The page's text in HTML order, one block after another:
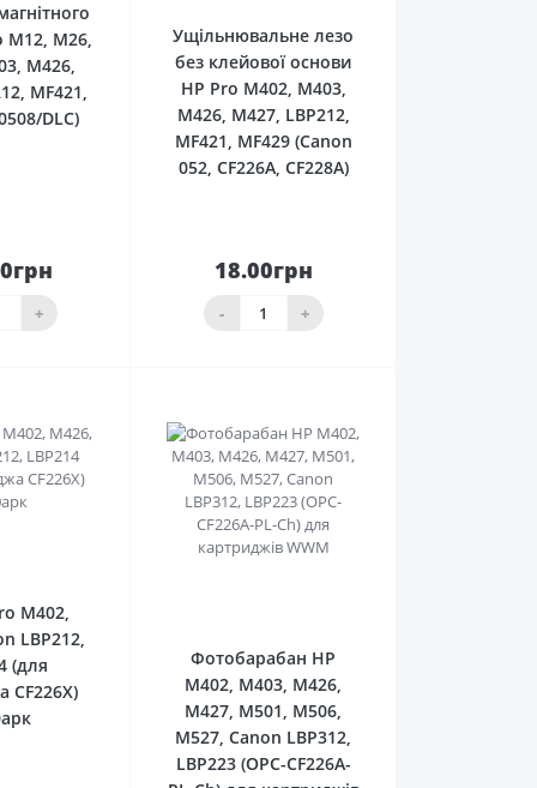
M12, M26,
M426,
MF421,
DLC)
+
До
Ущільнювальне лезо
без клейової основи
HP Pro M402, M403,
M426, M427, LBP212,
MF421, MF429 (Canon
052, CF226A, CF228A)
18.00грн
- +
кошика
M402,
LBP212,
(для
CF226X)
Фотобарабан HP
M402, M403, M426,
M427, M501, M506,
M527, Canon LBP312,
LBP223 (OPC-CF226A-